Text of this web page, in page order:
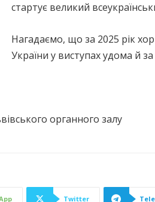
стартує великий
Нагадаємо, що за 2025 рік
України у виступах удома й
органного залу
Twitter